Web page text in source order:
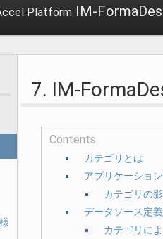
Platform IM-
7. IM-
Contents
カテゴリとは
アプリケーショ
カテゴリの
データソース定
カテゴリに